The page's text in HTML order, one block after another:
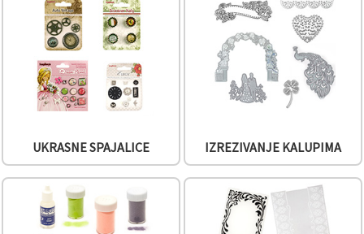
pristati na
korištenje
klikom na
"Prihvati
naznačiti
Postavkama
odabirom
određene
kolačića i
klikom na
UKRASNE SPAJALICE IZREZIVANJE KALUPIMA